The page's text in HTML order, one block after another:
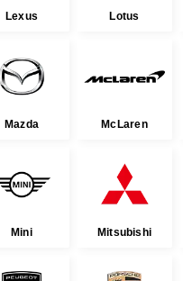
Lexus Lotus
Mazda McLaren
Mini Mitsubishi